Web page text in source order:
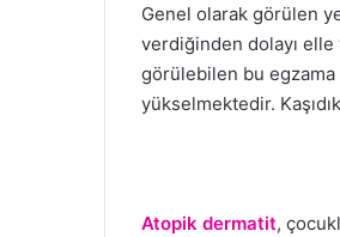
Genel olarak görülen
verdiğinden dolayı elle
görülebilen bu egzama
yükselmektedir.
Atopik dermatit,